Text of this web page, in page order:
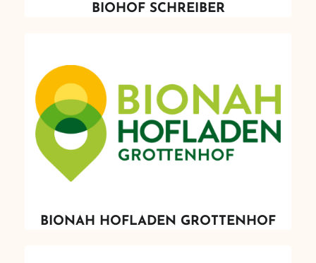
BIOHOF SCHREIBER
BIONAH HOFLADEN GROTTENHOF